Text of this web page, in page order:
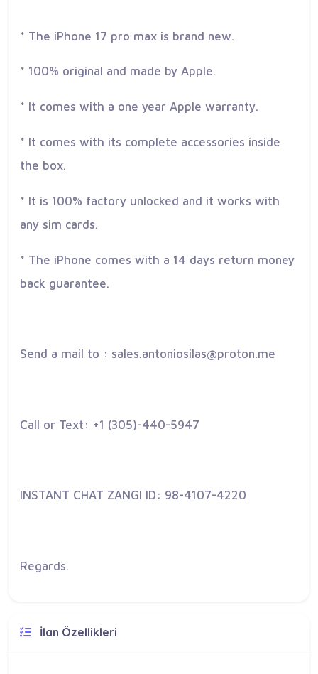
* The iPhone 17 pro max is brand new.
* 100% original and made by Apple.
* It comes with a one year Apple warranty.
* It comes with its complete accessories inside
the box.
* It is 100% factory unlocked and it works with
any sim cards.
* The iPhone comes with a 14 days return money
back guarantee.
Send a mail to : sales.antoniosilas@proton.me
Call or Text: +1 (305)-440-5947
INSTANT CHAT ZANGI ID: 98-4107-4220
Regards.
İlan Özellikleri